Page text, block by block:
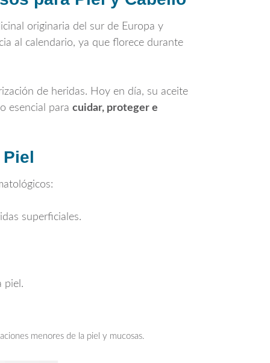
originaria del sur de Europa y
al calendario, ya que florece durante
de heridas. Hoy en día, su aceite
esencial para cuidar, proteger e
superficiales.
piel.
menores de la piel y mucosas.